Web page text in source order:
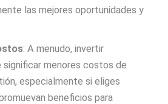
las mejores oportunidades y
: A menudo, invertir
menores costos de
especialmente si eliges
beneficios para